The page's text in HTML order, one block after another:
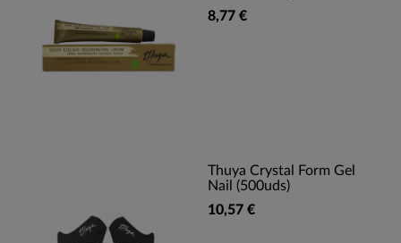
8,77 €
Thuya Crystal Form Gel
Nail (500uds)
10,57 €